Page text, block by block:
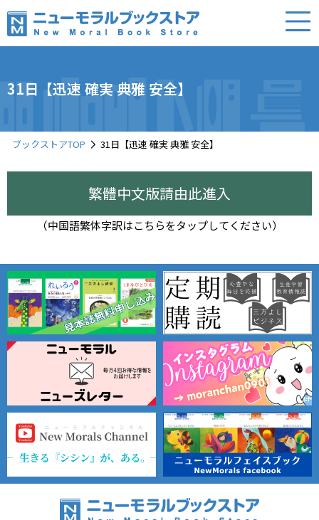
31日【迅速 確実 典雅 安全】
ブックストアTOP 31日【迅速 確実 典雅 安全】
繁體中文版請由此進入
（中国語繁体字訳はこちらをタップしてください）